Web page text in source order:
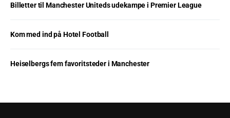
Billetter til Manchester Uniteds udekampe i Premier League
Kom med ind på Hotel Football
Heiselbergs fem favoritsteder i Manchester